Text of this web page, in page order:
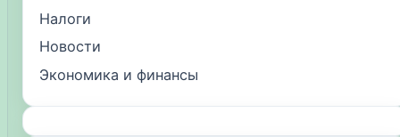
Налоги
Новости
Экономика и финансы